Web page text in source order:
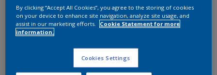
By clicking “Accept All Cookies”, you agree to the storing of cookies
on your device to enhance site navigation, analyze site usage, and
assist in our marketing efforts.
Cookie Statement for more
information.
Cookies Settings